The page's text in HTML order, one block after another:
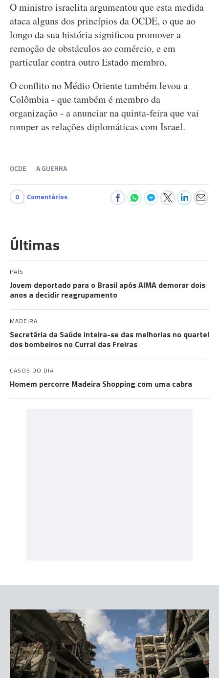
O ministro israelita argumentou que esta medida
ataca alguns dos princípios da OCDE, o que ao
longo da sua história significou promover a
remoção de obstáculos ao comércio, e em
particular contra outro Estado membro.
O conflito no Médio Oriente também levou a
Colômbia - que também é membro da
organização - a anunciar na quinta-feira que vai
romper as relações diplomáticas com Israel.
OCDE A GUERRA
0 Comentários
Últimas
PAÍS
Jovem deportado para o Brasil após AIMA demorar dois
anos a decidir reagrupamento
MADEIRA
Secretária da Saúde inteira-se das melhorias no quartel
dos bombeiros no Curral das Freiras
CASOS DO DIA
Homem percorre Madeira Shopping com uma cabra